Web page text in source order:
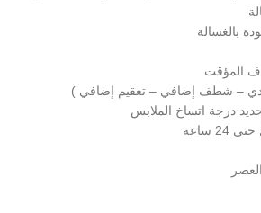
بالغسالة
المؤقت
– شطف إضافي – تعقيم إضافي )
درجة اتساخ الملابس
ساعة